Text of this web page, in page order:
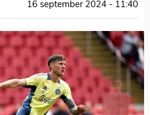
16 september 2024 - 11:40